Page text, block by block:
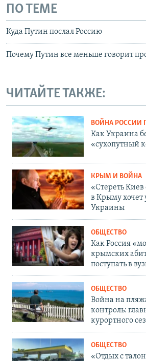
ПО ТЕМЕ
Куда Путин послал Россию
Почему Путин все меньше говорит
ЧИТАЙТЕ ТАКЖЕ:
ВОЙНА РОССИИ
Как Украина
«сухопутный
КРЫМ И ВОЙНА
«Стереть
в Крыму
Украины
ОБЩЕСТВО
Как Россия
крымских
поступать в
ОБЩЕСТВО
Война на
контроль:
курортного
ОБЩЕСТВО
«Отдых с